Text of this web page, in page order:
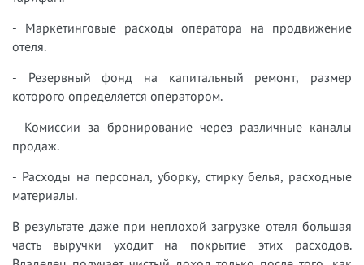
- Маркетинговые расходы оператора на продвижение
отеля.
- Резервный фонд на капитальный ремонт, размер
которого определяется оператором.
- Комиссии за бронирование через различные каналы
продаж.
- Расходы на персонал, уборку, стирку белья, расходные
материалы.
В результате даже при неплохой загрузке отеля большая
часть выручки уходит на покрытие этих расходов.